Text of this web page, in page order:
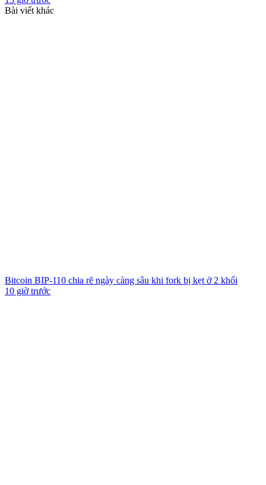
Bài viết khác
Bitcoin BIP-110 chia rẽ ngày càng sâu khi fork bị kẹt ở 2 khối
10 giờ trước